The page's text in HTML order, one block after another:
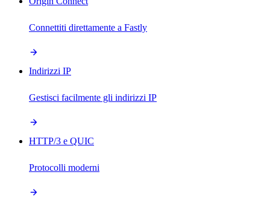
Connettiti direttamente a Fastly
Indirizzi IP
Gestisci facilmente gli indirizzi IP
HTTP/3 e QUIC
Protocolli moderni